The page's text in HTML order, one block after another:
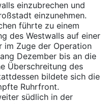
einzubrechen und
einzunehmen.
führte zu einem
des Westwalls auf einer
im Zuge der Operation
Dezember bis an die
Überschreitung des
bildete sich die
Ruhrfront.
südlich in der